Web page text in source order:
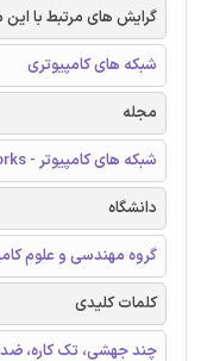
گرایش های مرتبط با این
شبکه های کامپیوتری
مجله
شبکه های کامپیوتر - Computer Networks
دانشگاه
گروه مهندسی و علوم
کلمات کلیدی